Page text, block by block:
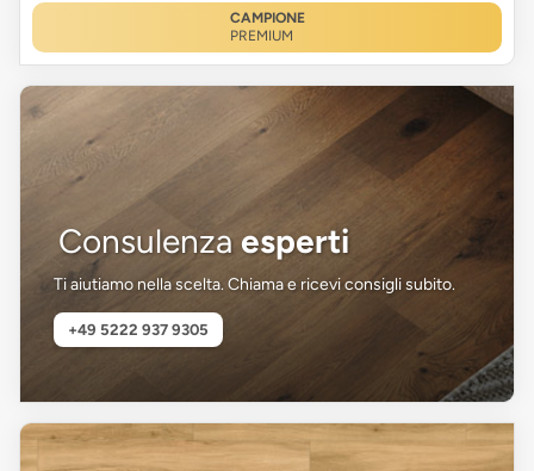
CAMPIONE
PREMIUM
Consulenza esperti
Ti aiutiamo nella scelta. Chiama e ricevi consigli subito.
+49 5222 937 9305